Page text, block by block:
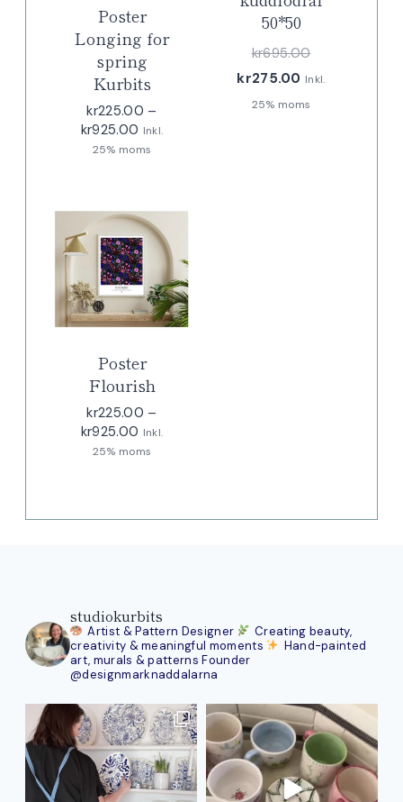
Poster
Longing for
spring
Kurbits
kr225.00 –
kr925.00 Prisintervall:
kr225.00
Inkl.
25% moms
50*50
kr695.00Det
ursprungliga
kr275.00 Det
nuvarande
Inkl.
25% moms
Poster
Flourish
kr225.00 –
kr925.00 Prisintervall:
kr225.00
Inkl.
25% moms
studiokurbits
Artist & Pattern Designer
Creating beauty,
creativity & meaningful moments
Hand-painted
art, murals & patterns Founder
@designmarknaddalarna